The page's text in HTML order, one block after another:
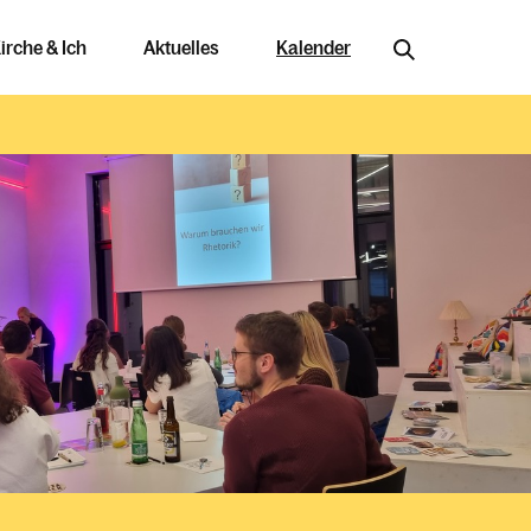
im Überblick
& Ich
Jobs & Bildung
Offene Stellen
Arbeiten in der Kirche
Ausbildungswege
Aktuelles Kalender